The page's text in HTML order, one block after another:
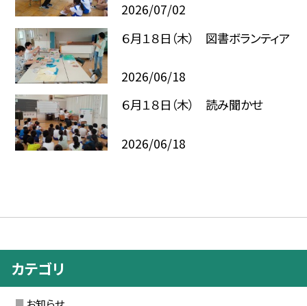
2026/07/02
６月１８日（木） 図書ボランティア
2026/06/18
６月１８日（木） 読み聞かせ
2026/06/18
カテゴリ